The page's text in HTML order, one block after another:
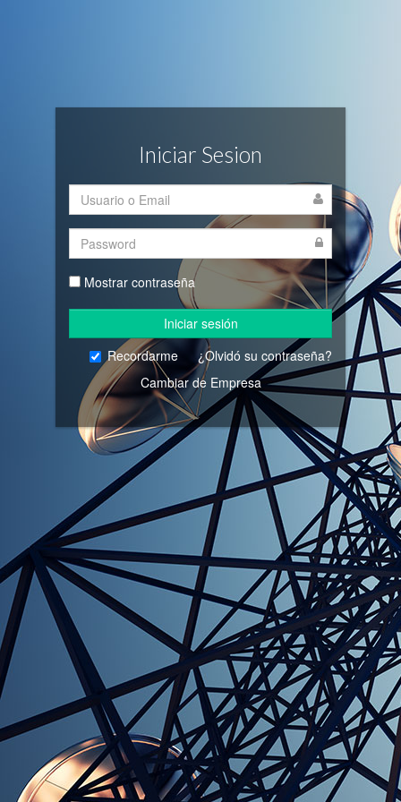
Iniciar Sesion
Mostrar contraseña
Iniciar sesión
Recordarme
¿Olvidó su contraseña?
Cambiar de Empresa